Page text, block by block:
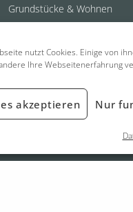
nutzt Cookies. Einige von
Ihre Webseitenerfahrung
akzeptieren Nur
Grundstücke & Wohnen